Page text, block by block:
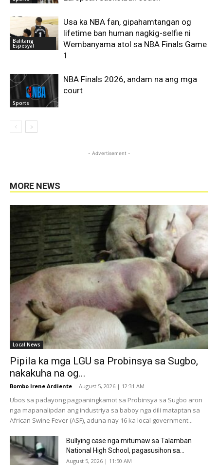
Balitang
Espesyal
Usa ka NBA fan, gipahamtangan og
lifetime ban human nagkig-selfie ni
Wembanyama atol sa NBA Finals Game
1
Sports
NBA Finals 2026, andam na ang mga
court
- Advertisement -
MORE NEWS
Local News
Pipila ka mga LGU sa Probinsya sa Sugbo,
nakakuha na og...
Bombo Irene Ardiente - August 5, 2026 | 12:31 AM
Ubos sa padayong pagpaningkamot sa Probinsya sa Sugbo aron
nga mapanalipdan ang industriya sa baboy nga dili mataptan sa
African Swine Fever (ASF), aduna nay 16 ka local government...
Bullying case nga mitumaw sa Talamban
National High School, pagasusihon sa...
August 5, 2026 | 11:50 AM